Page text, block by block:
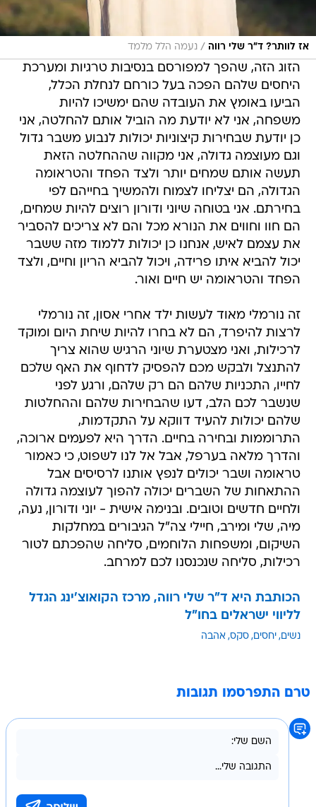
אז לוותר? ד״ר שלי רווה / נעמה הלל מלמד
הזוג הזה, שהפך למפורסם בנסיבות טרגיות ומערכת
היחסים שלהם הפכה בעל כורחם לנחלת הכלל,
הביעו באומץ את העובדה שהם ימשיכו להיות
משפחה, אני לא יודעת מה הוביל אותם להחלטה, אני
כן יודעת שבחירות קיצוניות יכולות לנבוע משבר גדול
וגם מעוצמה גדולה, אני מקווה שההחלטה הזאת
תעשה אותם שמחים יותר ולצד הפחד והטראומה
הגדולה, הם יצליחו לצמוח ולהמשיך בחייהם לפי
בחירתם. אני בטוחה שיוני ודורון רוצים להיות שמחים,
הם חוו וחווים את הנורא מכל והם לא צריכים להסביר
את עצמם לאיש, אנחנו כן יכולות ללמוד מזה ששבר
יכול להביא איתו פרידה, ויכול להביא הריון וחיים, ולצד
הפחד והטראומה יש חיים ואור.
זה נורמלי מאוד לעשות ילד אחרי אסון, זה נורמלי
לרצות להיפרד, הם לא בחרו להיות שיחת היום ומוקד
לרכילות, ואני מצטערת שיוני הרגיש שהוא צריך
להתנצל ולבקש מכם להפסיק לדחוף את האף שלכם
לחייו, התכניות שלהם הם רק שלהם, ורגע לפני
שנשבר לכם הלב, דעו שהבחירות שלהם וההחלטות
שלהם יכולות להעיד דווקא על התקדמות,
התרוממות ובחירה בחיים. הדרך היא לפעמים ארוכה,
והדרך מלאה בערפל, אבל אל לנו לשפוט, כי כאמור
טראומה ושבר יכולים לנפץ אותנו לרסיסים אבל
ההתאחות של השברים יכולה להפוך לעוצמה גדולה
ולחיים חדשים וטובים. ובנימה אישית - יוני ודורון, נעה,
מיה, שלי ומירב, חיילי צה"ל הגיבורים במחלקות
השיקום, ומשפחות הלוחמים, סליחה שהפכתם לטור
רכילות, סליחה שנכנסנו לכם למרחב.
הכותבת היא ד"ר שלי רווה, מרכז הקואוצ'ינג הגדל
לליווי ישראלים בחו"ל
נשים יחסים סקס אהבה
טרם התפרסמו תגובות